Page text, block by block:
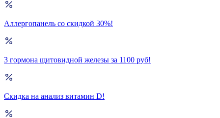
Аллергопанель со скидкой 30%!
3 гормона щитовидной железы за 1100 руб!
Скидка на анализ витамин D!